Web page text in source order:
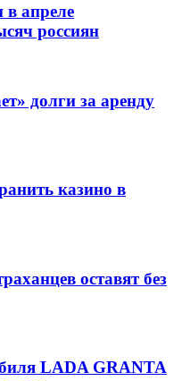
апреле
россиян
долги за аренду
казино в
оставят без
LADA GRANTA